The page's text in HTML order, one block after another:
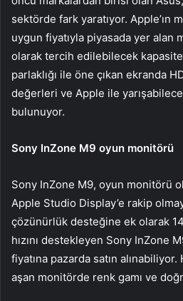
sektörde fark yaratıyor. Apple’ın
uygun fiyatıyla piyasada yer alan
olarak tercih edilebilecek
parlaklığı ile öne çıkan ekranda
değerleri ve Apple ile
bulunuyor.
Sony InZone M9 oyun monitörü
Sony InZone M9, oyun monitörü
Apple Studio Display’e rakip
çözünürlük desteğine ek olarak
hızını destekleyen Sony InZone
fiyatına pazarda satın alınabiliyor.
aşan monitörde renk gamı ve